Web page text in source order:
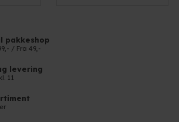
pakkeshop
/ Fra 49,-
levering
11